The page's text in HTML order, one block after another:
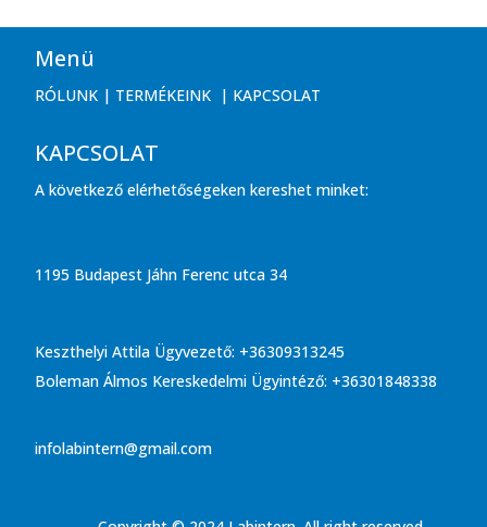
Menü
RÓLUNK | TERMÉKEINK | KAPCSOLAT
KAPCSOLAT
A következő elérhetőségeken kereshet minket:
1195 Budapest Jáhn Ferenc utca 34
Keszthelyi Attila Ügyvezető: +36309313245
Boleman Álmos Kereskedelmi Ügyintéző: +36301848338
infolabintern@gmail.com